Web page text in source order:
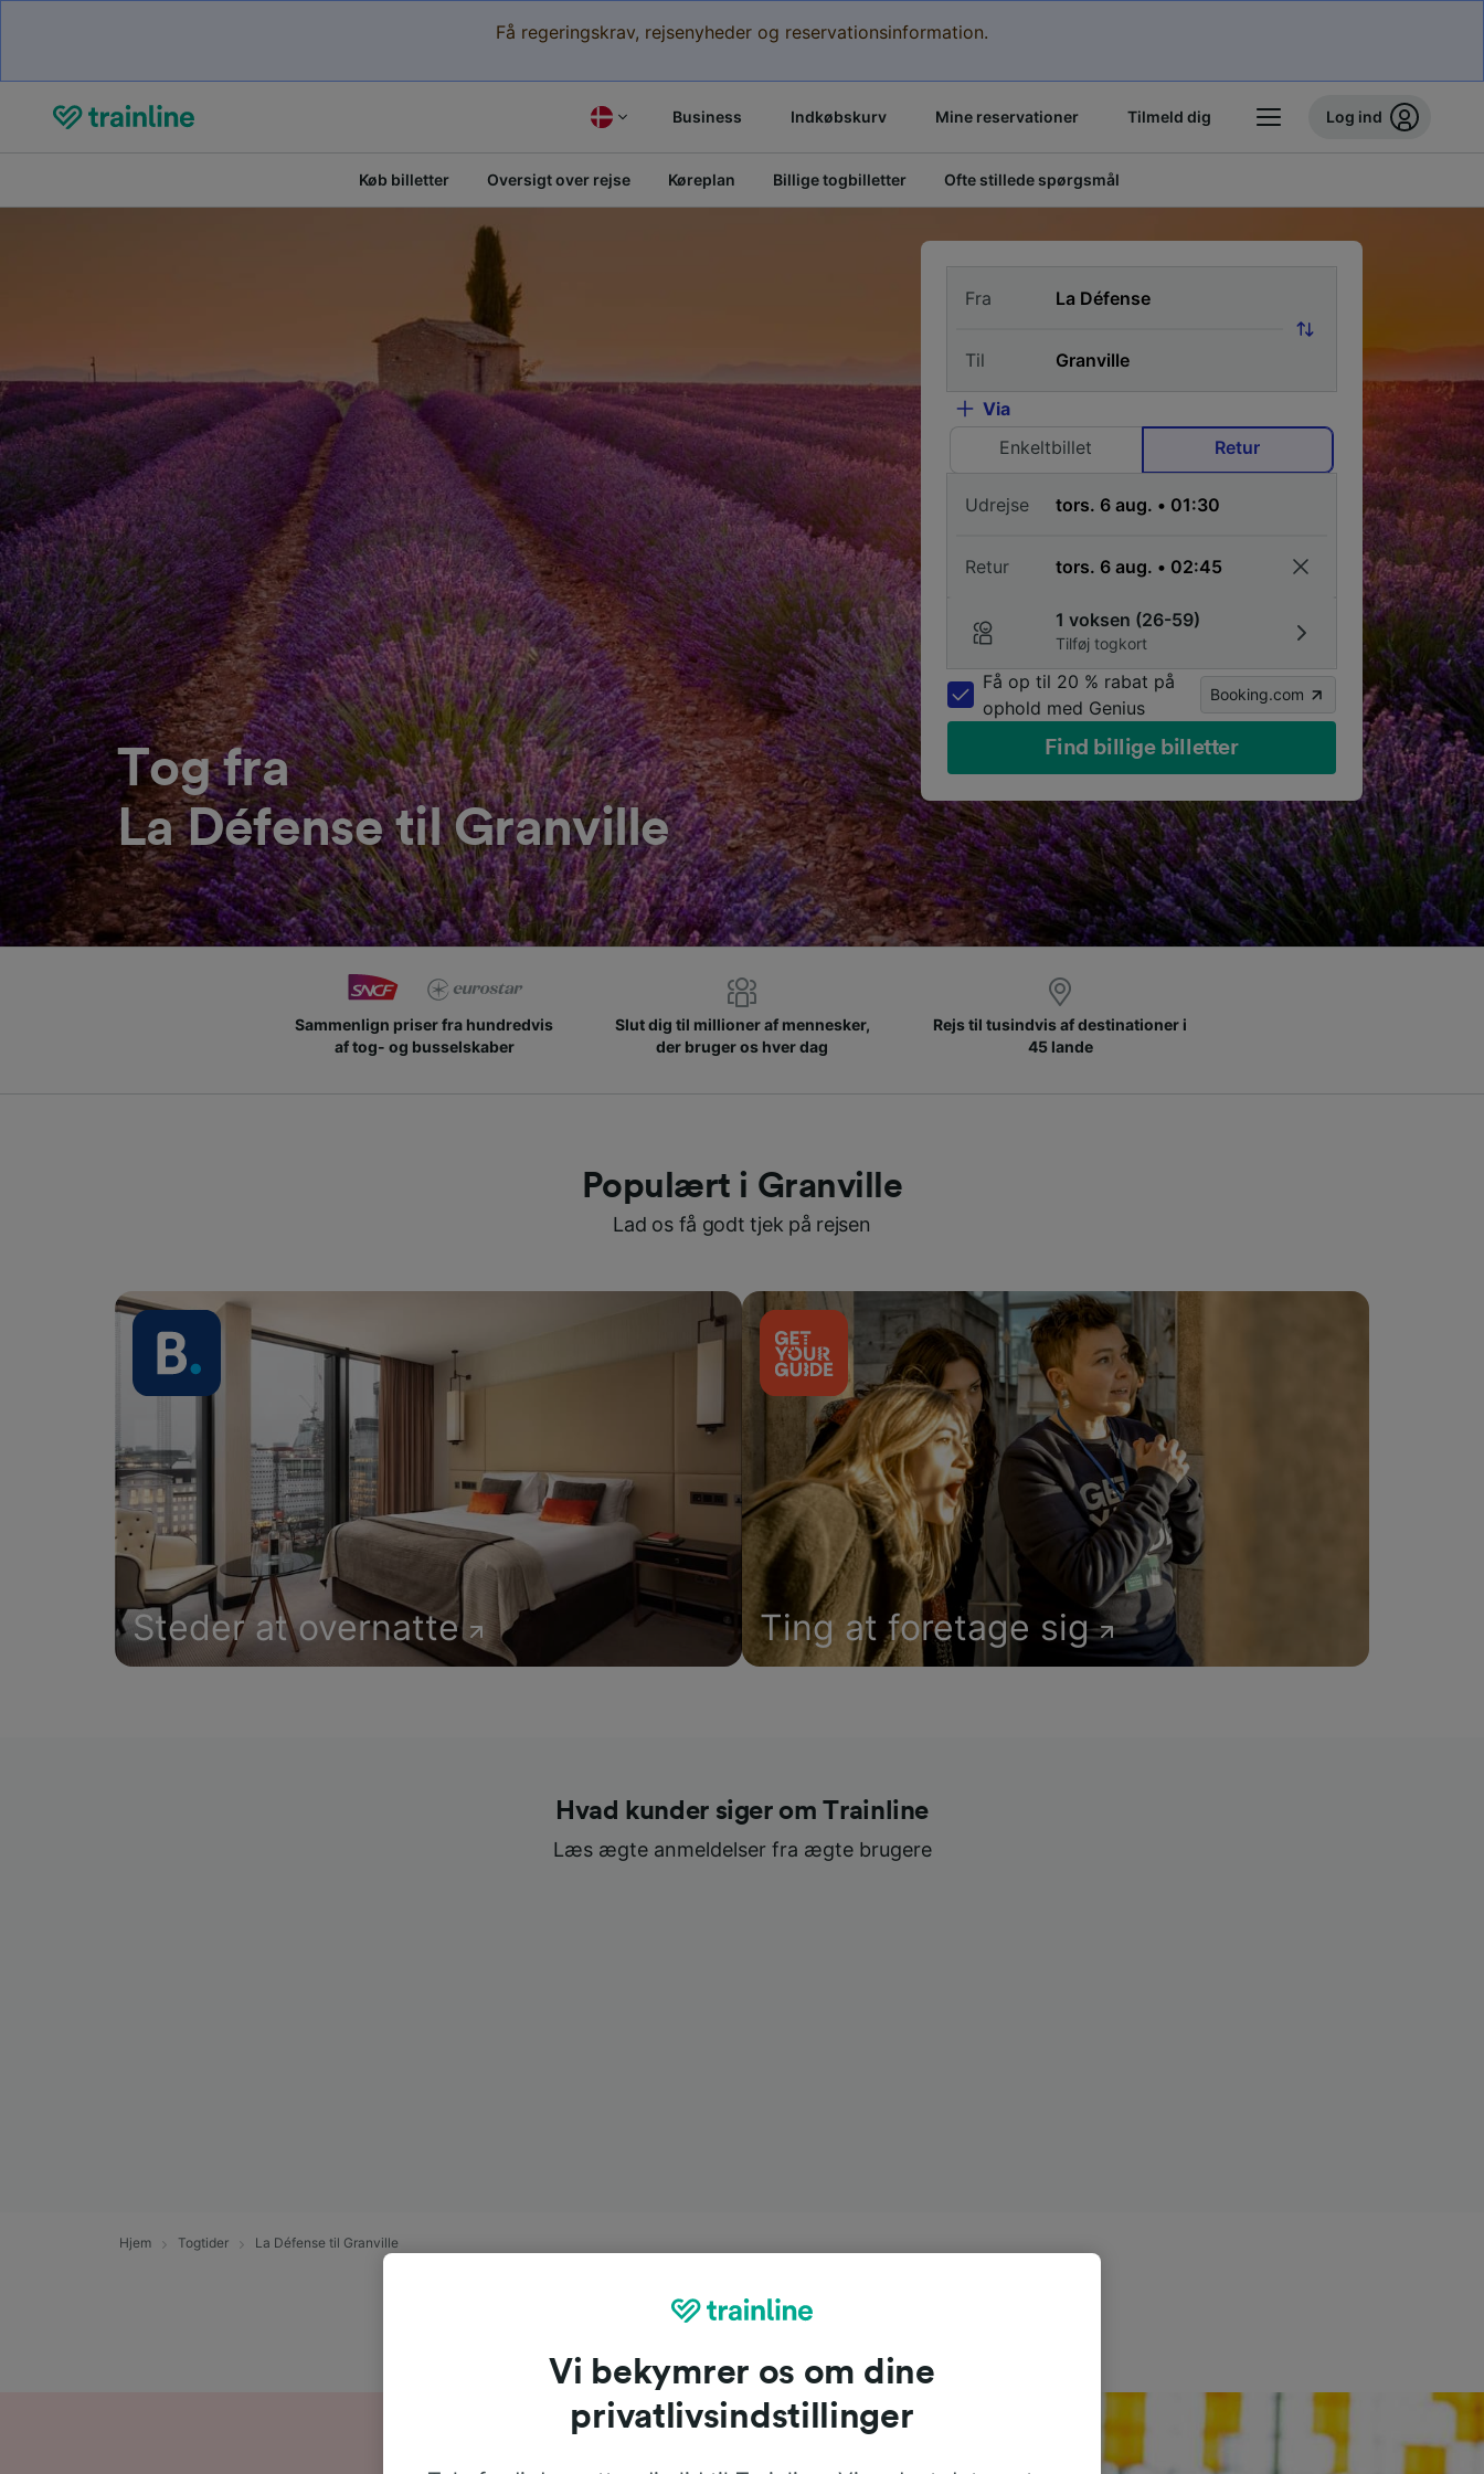
Få regeringskrav, rejsenyheder og reservationsinformation.
Business Indkøbskurv Mine reservationer Tilmeld dig Log ind
Køb billetter Oversigt over rejse Køreplan Billige togbilletter Ofte stillede spørgsmål
Tog fra
La Défense til Granville
Fra
Til
Via
Enkeltbillet
Retur
Udrejse
Retur
1 voksen (26-59)
Tilføj togkort
Få op til 20 % rabat på
ophold med Genius
Booking.com
Find billige billetter
Sammenlign priser fra hundredvis
af tog- og busselskaber
Slut dig til millioner af mennesker,
der bruger os hver dag
Rejs til tusindvis af destinationer i
45 lande
Populært i Granville
Lad os få godt tjek på rejsen
Steder at overnatte Ting at foretage sig
Hvad kunder siger om Trainline
Læs ægte anmeldelser fra ægte brugere
Hjem Togtider La Défense til Granville
Vi bekymrer os om dine
privatlivsindstillinger